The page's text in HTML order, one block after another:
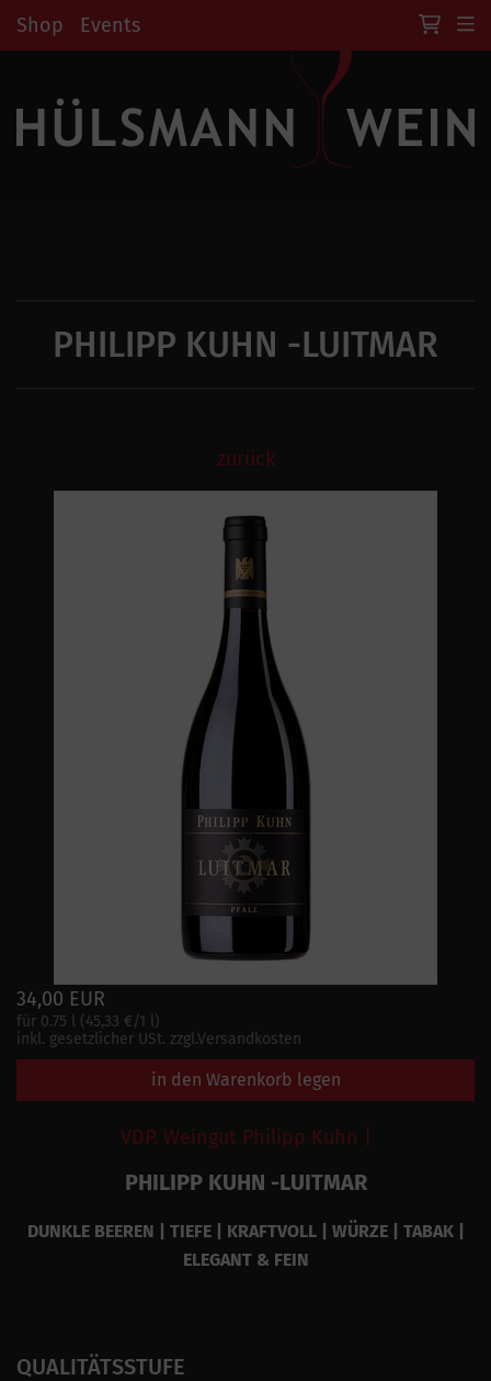
Shop Events
PHILIPP KUHN -LUITMAR
zurück
34,00 EUR
für 0.75 l (45,33 €/1 l)
inkl. gesetzlicher USt. zzgl.Versandkosten
in den Warenkorb legen
VDP. Weingut Philipp Kuhn |
PHILIPP KUHN -LUITMAR
DUNKLE BEEREN | TIEFE | KRAFTVOLL | WÜRZE | TABAK |
ELEGANT & FEIN
QUALITÄTSSTUFE